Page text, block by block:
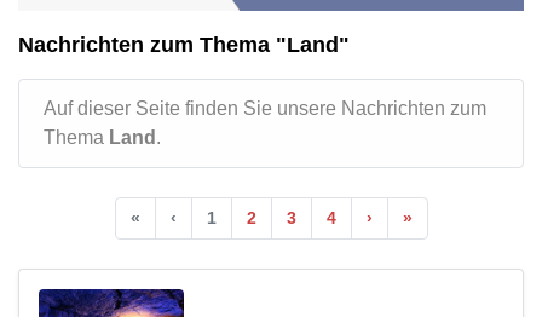
Nachrichten zum Thema "Land"
Auf dieser Seite finden Sie unsere Nachrichten zum
Thema Land .
« ‹ 1 2 3 4 › »